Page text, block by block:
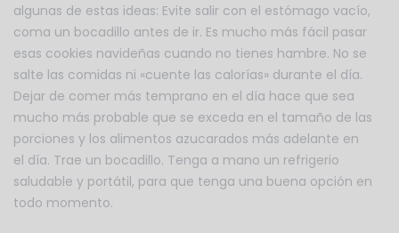
algunas de estas ideas: Evite salir con el estómago vacío,
coma un bocadillo antes de ir. Es mucho más fácil pasar
esas cookies navideñas cuando no tienes hambre. No se
salte las comidas ni «cuente las calorías» durante el día.
Dejar de comer más temprano en el día hace que sea
mucho más probable que se exceda en el tamaño de las
porciones y los alimentos azucarados más adelante en
el día. Trae un bocadillo. Tenga a mano un refrigerio
saludable y portátil, para que tenga una buena opción en
todo momento.